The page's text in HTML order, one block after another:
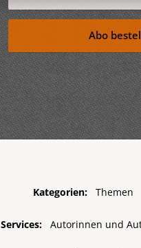
Abo
Kategorien: Themen
Services: Autorinnen und